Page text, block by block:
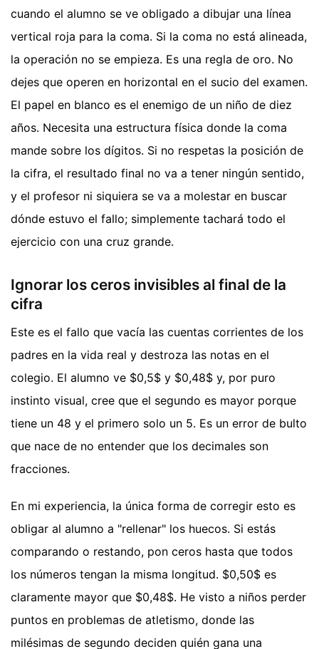
cuando el alumno se ve obligado a dibujar una línea
vertical roja para la coma. Si la coma no está alineada,
la operación no se empieza. Es una regla de oro. No
dejes que operen en horizontal en el sucio del examen.
El papel en blanco es el enemigo de un niño de diez
años. Necesita una estructura física donde la coma
mande sobre los dígitos. Si no respetas la posición de
la cifra, el resultado final no va a tener ningún sentido,
y el profesor ni siquiera se va a molestar en buscar
dónde estuvo el fallo; simplemente tachará todo el
ejercicio con una cruz grande.
Ignorar los ceros invisibles al final de la
cifra
Este es el fallo que vacía las cuentas corrientes de los
padres en la vida real y destroza las notas en el
colegio. El alumno ve $0,5$ y $0,48$ y, por puro
instinto visual, cree que el segundo es mayor porque
tiene un 48 y el primero solo un 5. Es un error de bulto
que nace de no entender que los decimales son
fracciones.
En mi experiencia, la única forma de corregir esto es
obligar al alumno a "rellenar" los huecos. Si estás
comparando o restando, pon ceros hasta que todos
los números tengan la misma longitud. $0,50$ es
claramente mayor que $0,48$. He visto a niños perder
puntos en problemas de atletismo, donde las
milésimas de segundo deciden quién gana una